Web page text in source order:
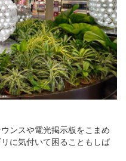
ンスや電光掲示板をこまめ
に気付いて困ることもしば